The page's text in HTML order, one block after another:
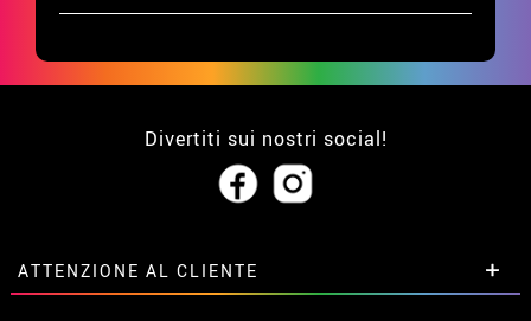
Divertiti sui nostri social!
ATTENZIONE AL CLIENTE